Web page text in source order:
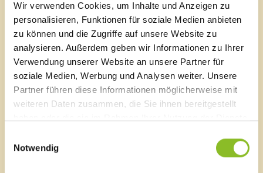
Wir verwenden Cookies, um Inhalte und Anzeigen zu
personalisieren, Funktionen für soziale Medien anbieten
zu können und die Zugriffe auf unsere Website zu
analysieren. Außerdem geben wir Informationen zu Ihrer
Verwendung unserer Website an unsere Partner für
soziale Medien, Werbung und Analysen weiter. Unsere
Partner führen diese Informationen möglicherweise mit
weiteren Daten zusammen, die Sie ihnen bereitgestellt
Notwendig
Weitere Infos unter:
www.walgau-wunder.at
Marktgemeinde Frastanz
Sägenplatz 1
Lageplan
T0043 5522 51534-0